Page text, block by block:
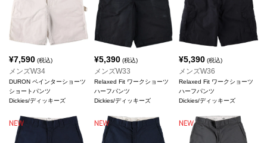
¥7,590 (税込)
メンズW34
DURON ペインターショーツ
ショートパンツ
Dickies/ディッキーズ
¥5,390(税込)
メンズW33
Relaxed Fit ワークショーツ
ハーフパンツ
Dickies/ディッキーズ
¥5,390 (税込)
メンズW36
Relaxed Fit ワークショーツ
ハーフパンツ
Dickies/ディッキーズ